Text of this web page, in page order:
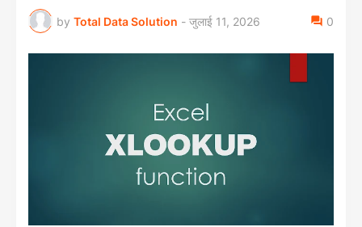
by Total Data Solution - जुलाई 11, 2026 0